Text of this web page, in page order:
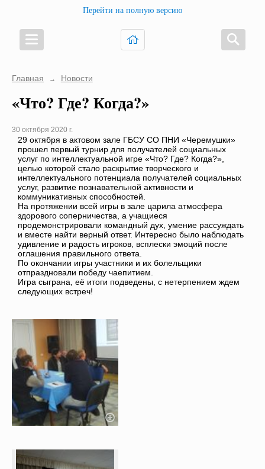
Перейти на полную версию
Главная → Новости
«Что? Где? Когда?»
30 октября 2020 г.
29 октября в актовом зале ГБСУ СО ПНИ «Черемушки»
прошел первый турнир для получателей социальных
услуг по интеллектуальной игре «Что? Где? Когда?»,
целью которой стало раскрытие творческого и
интеллектуального потенциала получателей социальных
услуг, развитие познавательной активности и
коммуникативных способностей.
На протяжении всей игры в зале царила атмосфера
здорового соперничества, а учащиеся
продемонстрировали командный дух, умение рассуждать
и вместе найти верный ответ. Интересно было наблюдать
удивление и радость игроков, всплески эмоций после
оглашения правильного ответа.
По окончании игры участники и их болельщики
отпраздновали победу чаепитием.
Игра сыграна, её итоги подведены, с нетерпением ждем
следующих встреч!